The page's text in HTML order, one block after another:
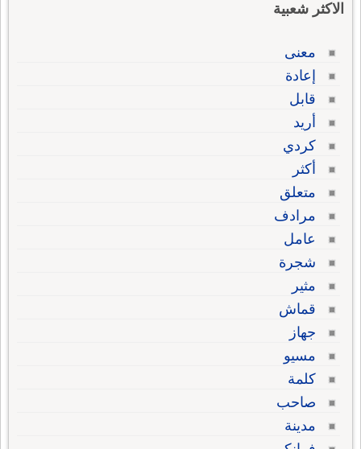
الاكثر شعبية
معنى
إعادة
قابل
أريد
كردي
أكثر
متعلق
مرادف
عامل
شجرة
مثير
قماش
جهاز
مسيو
كلمة
صاحب
مدينة